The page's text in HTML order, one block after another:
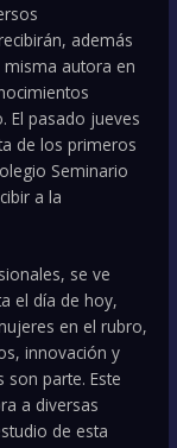
además
misma autora en
El pasado jueves
de los primeros
Seminario
a la
se ve
el día de hoy,
en el rubro,
innovación y
son parte. Este
a diversas
de esta